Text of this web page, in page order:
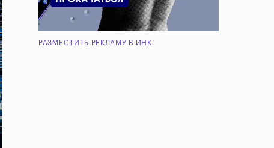
РАЗМЕСТИТЬ РЕКЛАМУ В ИНК.